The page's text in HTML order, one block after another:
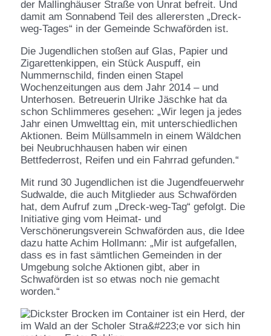
der Mallinghäuser Straße von Unrat befreit. Und
damit am Sonnabend Teil des allerersten „Dreck-
weg-Tages“ in der Gemeinde Schwaförden ist.
Die Jugendlichen stoßen auf Glas, Papier und
Zigarettenkippen, ein Stück Auspuff, ein
Nummernschild, finden einen Stapel
Wochenzeitungen aus dem Jahr 2014 – und
Unterhosen. Betreuerin Ulrike Jäschke hat da
schon Schlimmeres gesehen: „Wir legen ja jedes
Jahr einen Umwelttag ein, mit unterschiedlichen
Aktionen. Beim Müllsammeln in einem Wäldchen
bei Neubruchhausen haben wir einen
Bettfederrost, Reifen und ein Fahrrad gefunden.“
Mit rund 30 Jugendlichen ist die Jugendfeuerwehr
Sudwalde, die auch Mitglieder aus Schwaförden
hat, dem Aufruf zum „Dreck-weg-Tag“ gefolgt. Die
Initiative ging vom Heimat- und
Verschönerungsverein Schwaförden aus, die Idee
dazu hatte Achim Hollmann: „Mir ist aufgefallen,
dass es in fast sämtlichen Gemeinden in der
Umgebung solche Aktionen gibt, aber in
Schwaförden ist so etwas noch nie gemacht
worden.“